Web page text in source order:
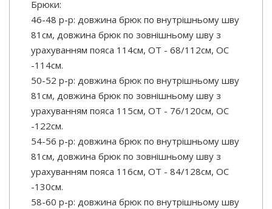
Брюки:
46-48 р-р: довжина брюк по внутрішньому шву
81см, довжина брюк по зовнішньому шву з
урахуванням пояса 114см, ОТ - 68/112см, OC
-114см.
50-52 р-р: довжина брюк по внутрішньому шву
81см, довжина брюк по зовнішньому шву з
урахуванням пояса 115см, ОТ - 76/120см, OC
-122см.
54-56 р-р: довжина брюк по внутрішньому шву
81см, довжина брюк по зовнішньому шву з
урахуванням пояса 116см, ОТ - 84/128см, OC
-130см.
58-60 р-р: довжина брюк по внутрішньому шву